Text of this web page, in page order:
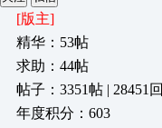
[版主]
精华：53帖
求助：44帖
帖子：3351帖 | 28451回
年度积分：603